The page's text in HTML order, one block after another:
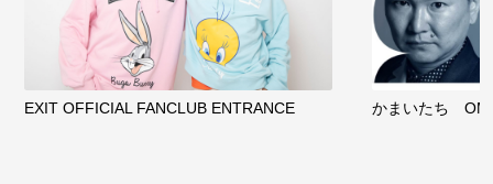
EXIT OFFICIAL FANCLUB ENTRANCE かまいたち